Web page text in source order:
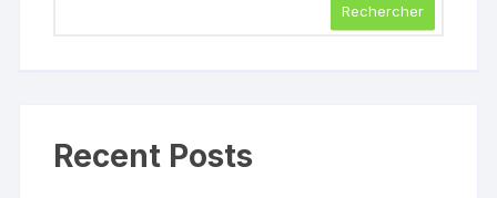
Rechercher
Recent Posts